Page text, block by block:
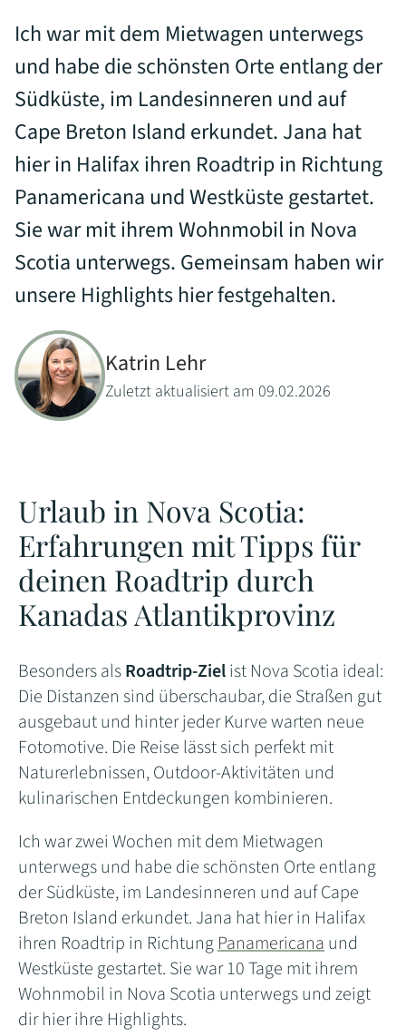
Ich war mit dem Mietwagen unterwegs
und habe die schönsten Orte entlang der
Südküste, im Landesinneren und auf
Cape Breton Island erkundet. Jana hat
hier in Halifax ihren Roadtrip in Richtung
Panamericana und Westküste gestartet.
Sie war mit ihrem Wohnmobil in Nova
Scotia unterwegs. Gemeinsam haben wir
unsere Highlights hier festgehalten.
Katrin Lehr
Zuletzt aktualisiert am 09.02.2026
Urlaub in Nova Scotia:
Erfahrungen mit Tipps für
deinen Roadtrip durch
Kanadas Atlantikprovinz
Besonders alsRoadtrip-Zielist Nova Scotia ideal:
Die Distanzen sind überschaubar, die Straßen gut
ausgebaut und hinter jeder Kurve warten neue
Fotomotive. Die Reise lässt sich perfekt mit
Naturerlebnissen, Outdoor-Aktivitäten und
kulinarischen Entdeckungen kombinieren.
Ich war zwei Wochen mit dem Mietwagen
unterwegs und habe die schönsten Orte entlang
der Südküste, im Landesinneren und auf Cape
Breton Island erkundet. Jana hat hier in Halifax
ihren Roadtrip in RichtungPanamericanaund
Westküste gestartet. Sie war 10 Tage mit ihrem
Wohnmobil in Nova Scotia unterwegs und zeigt
dir hier ihre Highlights.